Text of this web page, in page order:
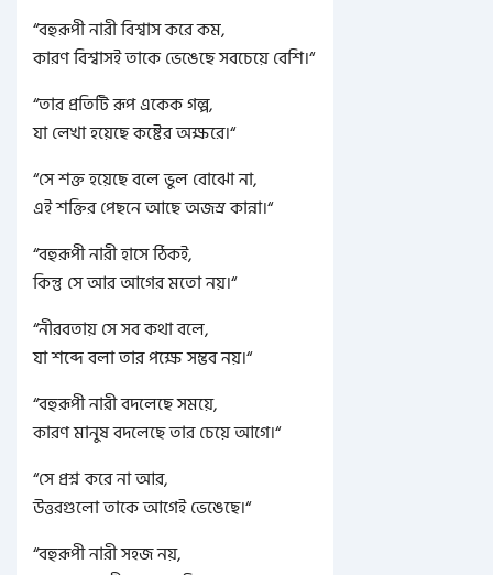
“বহুরূপী নারী বিশ্বাস করে কম,
কারণ বিশ্বাসই তাকে ভেঙেছে সবচেয়ে বেশি।“
“তার প্রতিটি রূপ একেক গল্প,
যা লেখা হয়েছে কষ্টের অক্ষরে।“
“সে শক্ত হয়েছে বলে ভুল বোঝো না,
এই শক্তির পেছনে আছে অজস্র কান্না।“
“বহুরূপী নারী হাসে ঠিকই,
কিন্তু সে আর আগের মতো নয়।“
“নীরবতায় সে সব কথা বলে,
যা শব্দে বলা তার পক্ষে সম্ভব নয়।“
“বহুরূপী নারী বদলেছে সময়ে,
কারণ মানুষ বদলেছে তার চেয়ে আগে।“
“সে প্রশ্ন করে না আর,
উত্তরগুলো তাকে আগেই ভেঙেছে।“
“বহুরূপী নারী সহজ নয়,